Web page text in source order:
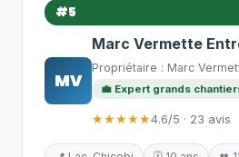
#5
MV
Marc Vermette
Propriétaire : Marc
💼 Expert grands
★★★★★4.6/5 · 23 avis